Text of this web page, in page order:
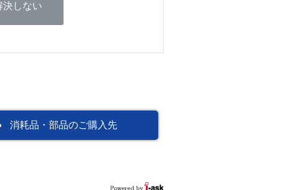
決しない
消耗品・部品のご購入先